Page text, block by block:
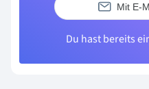
Mit E-
Du hast bereits